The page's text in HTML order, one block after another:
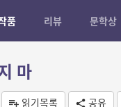
품 리뷰 문학상
마
읽기목록 공유